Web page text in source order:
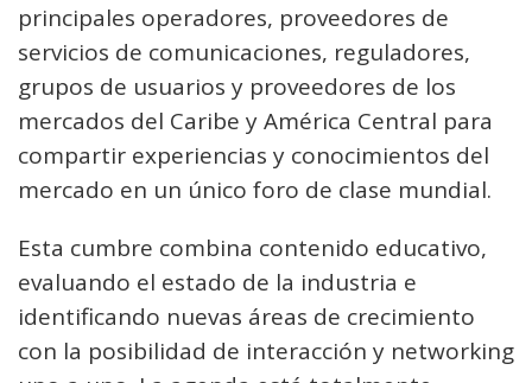
principales operadores, proveedores de
servicios de comunicaciones, reguladores,
grupos de usuarios y proveedores de los
mercados del Caribe y América Central para
compartir experiencias y conocimientos del
mercado en un único foro de clase mundial.
Esta cumbre combina contenido educativo,
evaluando el estado de la industria e
identificando nuevas áreas de crecimiento
con la posibilidad de interacción y networking